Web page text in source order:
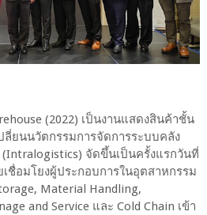
(2022) เป็นงานแสดงสินค้าชั้น
ลี่ยนนวัตกรรมการจัดการระบบคลัง
จัดขึ้นเป็นครั้งแรกวันที่
ชื่อมโยงผู้ประกอบการในอุตสาหกรรม
Material Handling,
and Service และ Cold Chain เข้า